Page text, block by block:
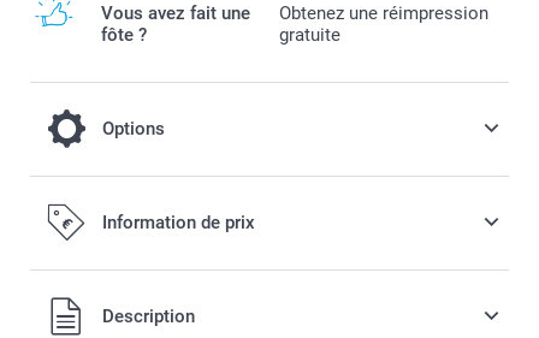
Vous avez fait une
fôte ?
Obtenez une réimpression
gratuite
Options
Effets de couleur
Offert
Information de prix
Tous les prix sont en EURO (€), TVA incluse et hors frais de
port.
Description